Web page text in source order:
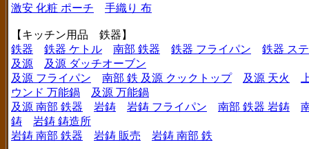
激安 化粧 ポーチ
手織り 布
【キッチン用品 鉄器】
鉄器
鉄器 ケトル 南部 鉄器 鉄器 フライパン
鉄器 ス
及源
及源 ダッチオーブン
及源 フライパン
南部 鉄 及源 クックトップ 及源 天火
ウンド 万能鍋
及源 万能鍋
及源 南部 鉄器
岩鋳 岩鋳 フライパン 南部 鉄器 岩鋳
鋳
岩鋳 鋳造所
岩鋳 南部 鉄器
岩鋳 販売 岩鋳 南部 鉄